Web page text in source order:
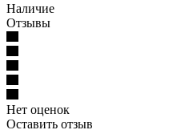
Наличие
Отзывы
Нет оценок
Оставить отзыв